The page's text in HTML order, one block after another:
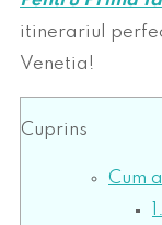
itinerariul
Venetia!
Cuprins
Cum